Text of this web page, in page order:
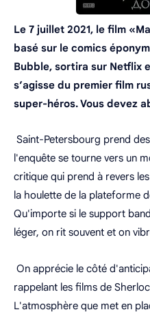
Le 7 juillet 2021, le film
basé sur le comics
Bubble, sortira sur Netflix
s’agisse du premier film
super-héros. Vous devez
Saint-Petersbourg prend
l'enquête se tourne vers un
critique qui prend à revers
la houlette de la plateforme
Qu'importe si le support
léger, on rit souvent et on
On apprécie le côté
rappelant les films de
L'atmosphère que met en